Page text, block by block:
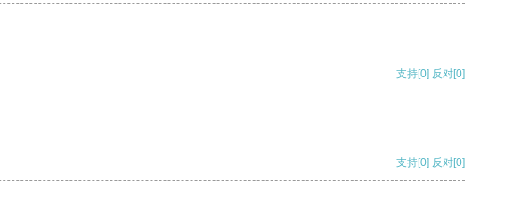
支持[0] 反对[0]
支持[0] 反对[0]